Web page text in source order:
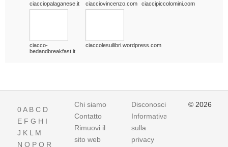
ciacciopalaganese.it ciacciovincenzo.com ciaccipiccolomini.com
ciacco-
bedandbreakfast.it
ciaccolesuilibri.wordpress.com
0A B C D
E F G H I
J K L M
N O P Q R
Chi siamo
Contatto
Rimuovi il
sito web
Disconoscimento
Informativa
sulla
privacy
© 2026